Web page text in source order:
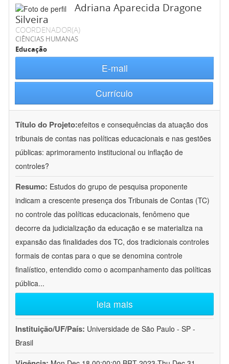
Adriana Aparecida Dragone
Silveira
COORDENADOR(A)
CIÊNCIAS HUMANAS
Educação
E-mail
Currículo
Título do Projeto:efeitos e consequências da atuação dos
tribunais de contas nas políticas educacionais e nas gestões
públicas: aprimoramento institucional ou inflação de
controles?
Resumo: Estudos do grupo de pesquisa proponente
indicam a crescente presença dos Tribunais de Contas (TC)
no controle das políticas educacionais, fenômeno que
decorre da judicialização da educação e se materializa na
expansão das finalidades dos TC, dos tradicionais controles
formais de contas para o que se denomina controle
finalístico, entendido como o acompanhamento das políticas
pública...
leia mais
Instituição/UF/País: Universidade de São Paulo - SP -
Brasil